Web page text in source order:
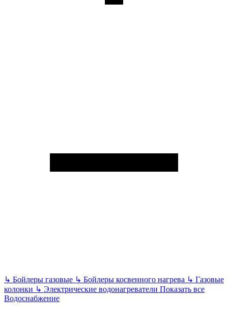
↳ Бойлеры газовые ↳ Бойлеры косвенного нагрева ↳ Газовые
колонки ↳ Электрические водонагреватели Показать все
Водоснабжение